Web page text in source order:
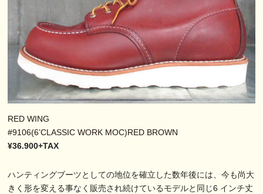
RED WING
#9106(6’CLASSIC WORK MOC)RED BROWN
¥36.900+TAX
ハンティングブーツとしての地位を確立した数年後には、今も尚大
きく形を変える事なく販売され続けているモデルと同じ6 インチ丈